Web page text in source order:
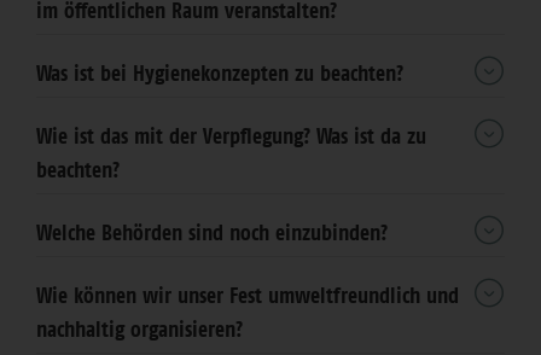
im öffentlichen Raum veranstalten?
Was ist bei Hygienekonzepten zu beachten?
Wie ist das mit der Verpflegung? Was ist da zu
beachten?
Welche Behörden sind noch einzubinden?
Wie können wir unser Fest umweltfreundlich und
nachhaltig organisieren?